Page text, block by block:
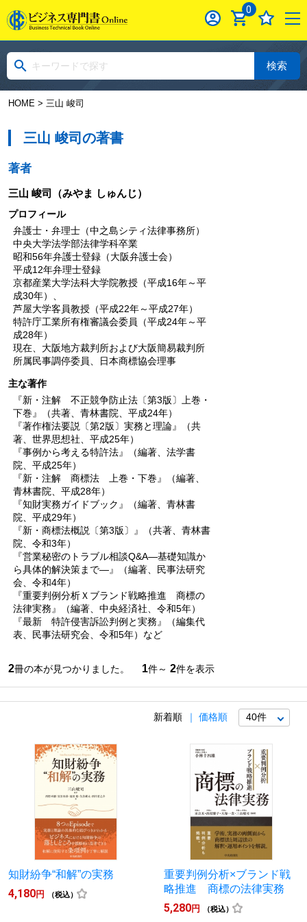
0
検索
HOME> 三山 峻司
三山 峻司の著書
著者
三山 峻司 （みやま しゅんじ）
プロフィール
弁護士・弁理士（中之島シティ法律事務所）
中央大学法学部法律学科卒業
昭和56年弁護士登録（大阪弁護士会）
平成12年弁理士登録
京都産業大学法科大学院教授（平成16年～平
成30年）、
芦屋大学客員教授（平成22年～平成27年）
特許庁工業所有権審議会委員（平成24年～平
成28年）
現在、大阪地方裁判所および大阪簡易裁判所
所属民事調停委員、日本商標協会理事
主な著作
『新・注解 不正競争防止法〔第3版〕上巻・
下巻』（共著、青林書院、平成24年）
『著作権法要説〔第2版〕実務と理論』（共
著、世界思想社、平成25年）
『事例から考える特許法』（編著、法学書
院、平成25年）
『新・注解 商標法 上巻・下巻』（編著、
青林書院、平成28年）
『知財実務ガイドブック』（編著、青林書
院、平成29年）
『新・商標法概説〔第3版〕』（共著、青林書
院、令和3年）
『営業秘密のトラブル相談Q&A―基礎知識か
ら具体的解決策まで―』（編著、民事法研究
会、令和4年）
『重要判例分析Ｘブランド戦略推進 商標の
法律実務』（編著、中央経済社、令和5年）
『最新 特許侵害訴訟判例と実務』（編集代
表、民事法研究会、令和5年）など
2冊の本が見つかりました。 1件～ 2件を表示
新着順 価格順
知財紛争“和解”の実務
4,180円 （税込）
重要判例分析×ブランド戦
略推進 商標の法律実務
5,280円 （税込）